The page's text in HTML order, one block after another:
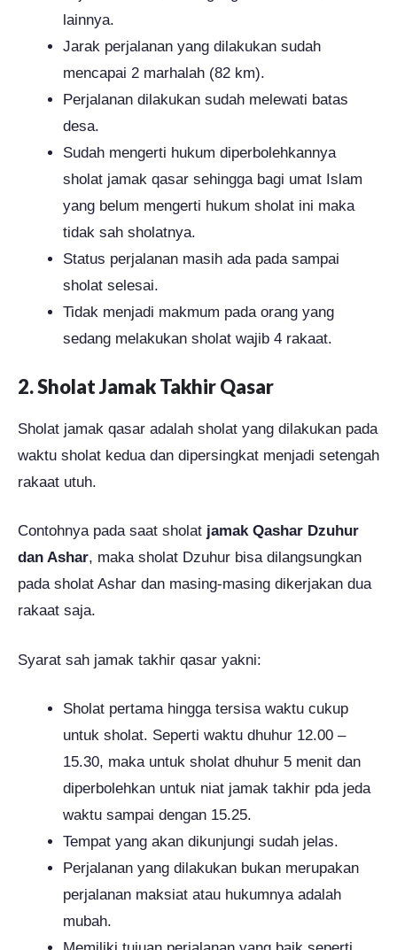
lainnya.
Jarak perjalanan yang dilakukan sudah
mencapai 2 marhalah (82 km).
Perjalanan dilakukan sudah melewati batas
desa.
Sudah mengerti hukum diperbolehkannya
sholat jamak qasar sehingga bagi umat Islam
yang belum mengerti hukum sholat ini maka
tidak sah sholatnya.
Status perjalanan masih ada pada sampai
sholat selesai.
Tidak menjadi makmum pada orang yang
sedang melakukan sholat wajib 4 rakaat.
2. Sholat Jamak Takhir Qasar
Sholat jamak qasar adalah sholat yang dilakukan pada
waktu sholat kedua dan dipersingkat menjadi setengah
rakaat utuh.
Contohnya pada saat sholat jamak Qashar Dzuhur
dan Ashar, maka sholat Dzuhur bisa dilangsungkan
pada sholat Ashar dan masing-masing dikerjakan dua
rakaat saja.
Syarat sah jamak takhir qasar yakni:
Sholat pertama hingga tersisa waktu cukup
untuk sholat. Seperti waktu dhuhur 12.00 –
15.30, maka untuk sholat dhuhur 5 menit dan
diperbolehkan untuk niat jamak takhir pda jeda
waktu sampai dengan 15.25.
Tempat yang akan dikunjungi sudah jelas.
Perjalanan yang dilakukan bukan merupakan
perjalanan maksiat atau hukumnya adalah
mubah.